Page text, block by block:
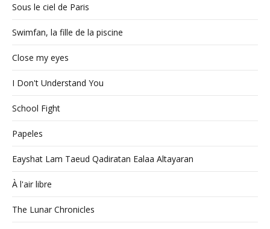
Sous le ciel de Paris
Swimfan, la fille de la piscine
Close my eyes
I Don't Understand You
School Fight
Papeles
Eayshat Lam Taeud Qadiratan Ealaa Altayaran
À l'air libre
The Lunar Chronicles